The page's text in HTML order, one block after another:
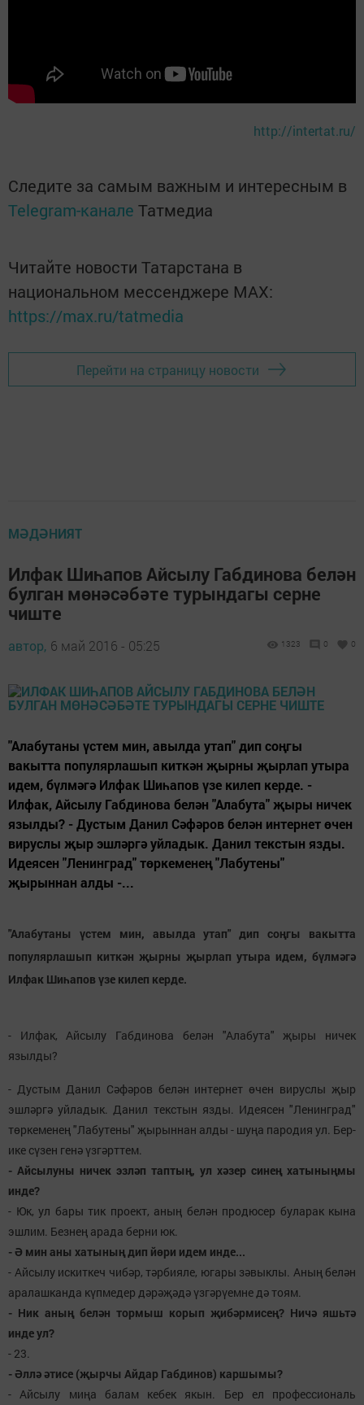
http://intertat.ru/
Следите за самым важным и интересным в
Telegram-канале Татмедиа
Читайте новости Татарстана в
национальном мессенджере MАХ:
https://max.ru/tatmedia
Перейти на страницу новости
МӘДӘНИЯТ
Илфак Шиһапов Айсылу Габдинова белән
булган мөнәсәбәте турындагы серне
чиште
автор, 6 май 2016 - 05:25 1323 0 0
"Алабутаны үстем мин, авылда утап" дип соңгы
вакытта популярлашып киткән җырны җырлап утыра
идем, бүлмәгә Илфак Шиһапов үзе килеп керде. -
Илфак, Айсылу Габдинова белән "Алабута" җыры ничек
язылды? - Дустым Данил Сәфәров белән интернет өчен
вируслы җыр эшләргә уйладык. Данил текстын язды.
Идеясен "Ленинград" төркеменең "Лабутены"
җырыннан алды -...
"Алабутаны үстем мин, авылда утап" дип соңгы вакытта
популярлашып киткән җырны җырлап утыра идем, бүлмәгә
Илфак Шиһапов үзе килеп керде.
- Илфак, Айсылу Габдинова белән "Алабута" җыры ничек
язылды?
- Дустым Данил Сәфәров белән интернет өчен вируслы җыр
эшләргә уйладык. Данил текстын язды. Идеясен "Ленинград"
төркеменең "Лабутены" җырыннан алды - шуңа пародия ул. Бер-
ике сүзен генә үзгәрттем.
- Айсылуны ничек эзләп таптың, ул хәзер синең хатыныңмы
инде?
- Юк, ул бары тик проект, аның белән продюсер буларак кына
эшлим. Безнең арада берни юк.
- Ә мин аны хатының дип йөри идем инде...
- Айсылу искиткеч чибәр, тәрбияле, югары зәвыклы. Аның белән
аралашканда күпмедер дәрәҗәдә үзгәрүемне дә тоям.
- Ник аның белән тормыш корып җибәрмисең? Ничә яшьтә
инде ул?
- 23.
- Әллә әтисе (җырчы Айдар Габдинов) каршымы?
- Айсылу миңа балам кебек якын. Бер ел профессиональ